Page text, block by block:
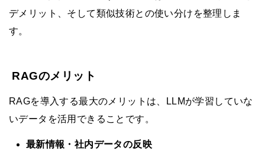
デメリット、そして類似技術との使い分けを整理しま
す。
RAGのメリット
RAGを導入する最大のメリットは、LLMが学習していな
いデータを活用できることです。
最新情報・社内データの反映